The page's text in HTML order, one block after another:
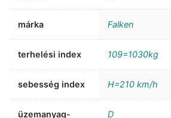
márka Falken
terhelési index 109=1030kg
sebesség index H=210 km/h
üzemanyag-
D